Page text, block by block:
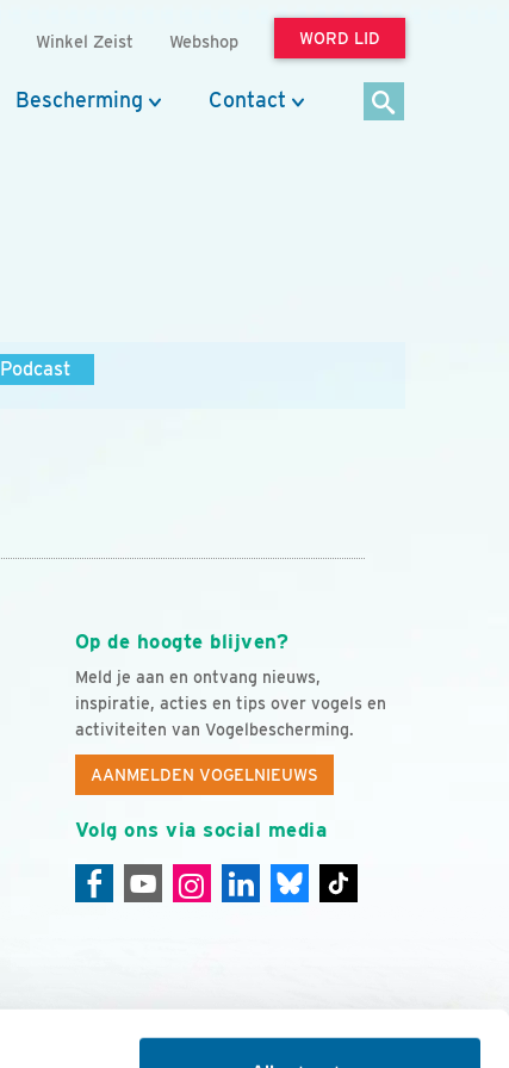
Winkel Zeist Webshop WORD LID
Bescherming Contact
Podcast
Op de hoogte blijven?
Meld je aan en ontvang nieuws,
inspiratie, acties en tips over vogels en
activiteiten van Vogelbescherming.
AANMELDEN VOGELNIEUWS
Volg ons via social media